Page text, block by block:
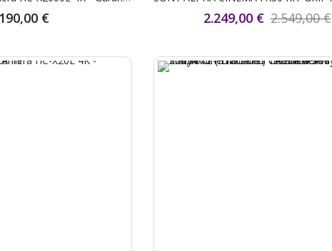
€ 2.249,00 € 2.549,00 €